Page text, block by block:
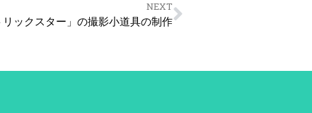
NEXT
ックスター」の撮影小道具の制作